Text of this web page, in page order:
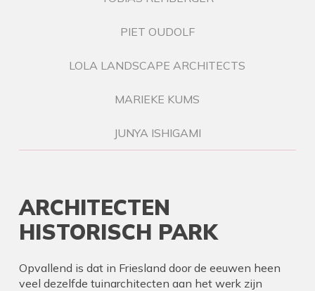
PIET OUDOLF
LOLA LANDSCAPE ARCHITECTS
MARIEKE KUMS
JUNYA ISHIGAMI
ARCHITECTEN
HISTORISCH PARK
Opvallend is dat in Friesland door de eeuwen heen
veel dezelfde tuinarchitecten aan het werk zijn